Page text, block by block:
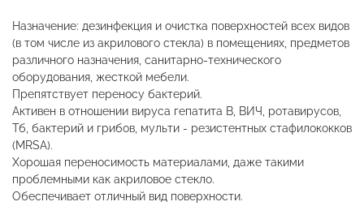
Назначение: дезинфекция и очистка поверхностей всех видов
(в том числе из акрилового стекла) в помещениях, предметов
различного назначения, санитарно-технического
оборудования, жесткой мебели.
Препятствует переносу бактерий.
Активен в отношении вируса гепатита В, ВИЧ, ротавирусов,
Тб, бактерий и грибов, мульти - резистентных стафилококков
(MRSA).
Хорошая переносимость материалами, даже такими
проблемными как акриловое стекло.
Обеспечивает отличный вид поверхности.